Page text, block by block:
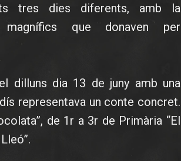
tres dies diferents, amb la
que donaven per
dilluns dia 13 de juny amb una
representava un conte concret.
de 1r a 3r de Primària “El